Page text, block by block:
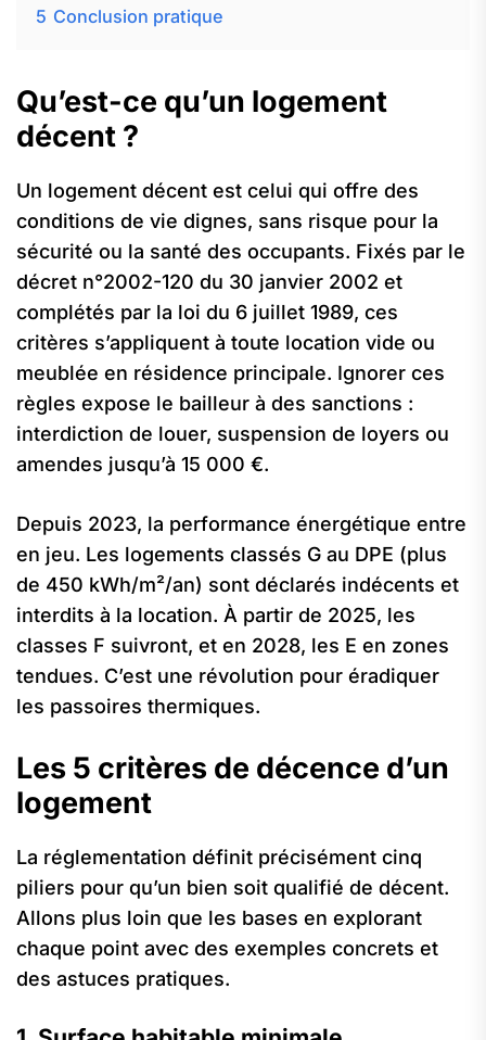
5 Conclusion pratique
Qu’est-ce qu’un logement
décent ?
Un logement décent est celui qui offre des
conditions de vie dignes, sans risque pour la
sécurité ou la santé des occupants. Fixés par le
décret n°2002-120 du 30 janvier 2002 et
complétés par la loi du 6 juillet 1989, ces
critères s’appliquent à toute location vide ou
meublée en résidence principale. Ignorer ces
règles expose le bailleur à des sanctions :
interdiction de louer, suspension de loyers ou
amendes jusqu’à 15 000 €.
Depuis 2023, la performance énergétique entre
en jeu. Les logements classés G au DPE (plus
de 450 kWh/m²/an) sont déclarés indécents et
interdits à la location. À partir de 2025, les
classes F suivront, et en 2028, les E en zones
tendues. C’est une révolution pour éradiquer
les passoires thermiques.
Les 5 critères de décence d’un
logement
La réglementation définit précisément cinq
piliers pour qu’un bien soit qualifié de décent.
Allons plus loin que les bases en explorant
chaque point avec des exemples concrets et
des astuces pratiques.